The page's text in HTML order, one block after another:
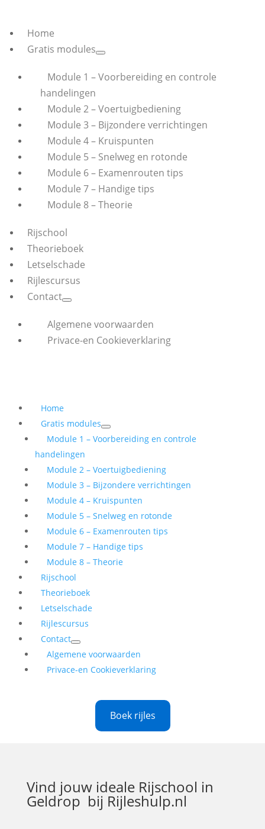
Home
Gratis modules
Module 1 – Voorbereiding en controle
handelingen
Module 2 – Voertuigbediening
Module 3 – Bijzondere verrichtingen
Module 4 – Kruispunten
Module 5 – Snelweg en rotonde
Module 6 – Examenrouten tips
Module 7 – Handige tips
Module 8 – Theorie
Rijschool
Theorieboek
Letselschade
Rijlescursus
Contact
Algemene voorwaarden
Privace-en Cookieverklaring
Home
Gratis modules
Module 1 – Voorbereiding en controle
handelingen
Module 2 – Voertuigbediening
Module 3 – Bijzondere verrichtingen
Module 4 – Kruispunten
Module 5 – Snelweg en rotonde
Module 6 – Examenrouten tips
Module 7 – Handige tips
Module 8 – Theorie
Rijschool
Theorieboek
Letselschade
Rijlescursus
Contact
Algemene voorwaarden
Privace-en Cookieverklaring
Boek rijles
Vind jouw ideale Rijschool in
Geldrop bij Rijleshulp.nl